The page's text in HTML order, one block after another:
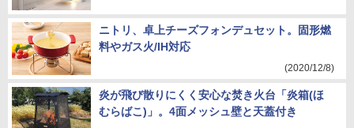
ニトリ、卓上チーズフォンデュセット。固形燃
料やガス火/IH対応
(2020/12/8)
炎が飛び散りにくく安心な焚き火台「炎箱(ほ
むらばこ)」。4面メッシュ壁と天蓋付き